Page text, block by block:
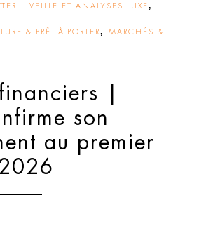
– VEILLE ET ANALYSES LUXE ,
& PRÊT-À-PORTER, MARCHÉS &
|
son
au premier